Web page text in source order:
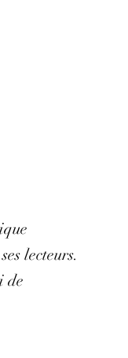
lecteurs.
de